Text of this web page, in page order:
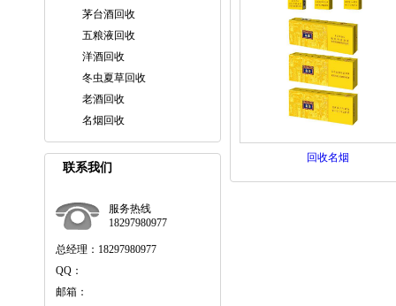
茅台酒回收
五粮液回收
洋酒回收
冬虫夏草回收
老酒回收
名烟回收
联系我们
服务热线
18297980977
总经理：18297980977
QQ：
邮箱：
回收名烟